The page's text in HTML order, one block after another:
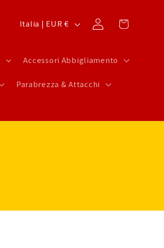
Accessori Abbigliamento
Parabrezza & Attacchi
e
A
Italia | EUR € Accedi Carrello